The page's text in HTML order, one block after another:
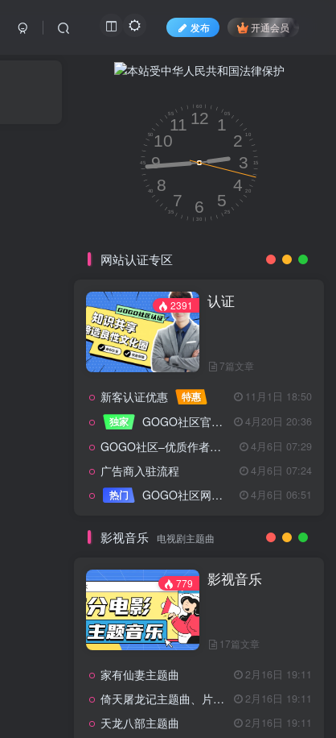
发布 开通会员
网站认证专区
2391 认证
7篇文章
新客认证优惠 特惠
11月1日 18:50
独家
GOGO社区官方成员认证 4月20日 20:36
GOGO社区–优质作者认证 4月6日 07:29
广告商入驻流程
4月6日 07:24
热门
GOGO社区网站搭建(自助服务) 4月6日 06:51
影视音乐 电视剧主题曲
779 影视音乐
17篇文章
家有仙妻主题曲 2月16日 19:11
倚天屠龙记主题曲、片头曲 2月16日 19:11
天龙八部主题曲 2月16日 19:11